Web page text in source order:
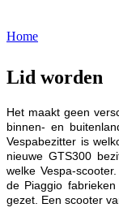
Home
Lid worden
Het maakt geen
binnen- en
Vespabezitter is
nieuwe GTS300
welke Vespa-
de Piaggio
gezet. Een scooter